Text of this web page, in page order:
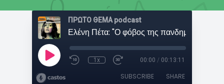
ΠΡΩΤΟ ΘΕΜΑ podcast
1x 00:00 / 00:13:11
SUBSCRIBE SHARE